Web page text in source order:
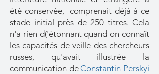
été conservée, comprenait déjà à ce
stade initial près de 250 titres. Cela
n'a rien d('étonnant quand on connaît
les capacités de veille des chercheurs
russes, qu'avait illustrée la
communication de Constantin Perskyi